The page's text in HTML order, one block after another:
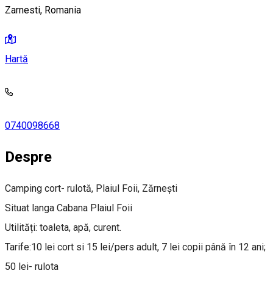
Zarnesti, Romania
Hartă
0740098668
Despre
Camping cort- rulotă, Plaiul Foii, Zărnești
Situat langa Cabana Plaiul Foii
Utilități: toaleta, apă, curent.
Tarife:10 lei cort si 15 lei/pers adult, 7 lei copii până în 12 ani;
50 lei- rulota